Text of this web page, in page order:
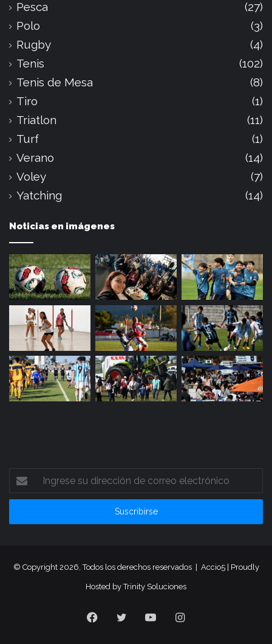
Pesca
(27)
Polo
(3)
Rugby
(4)
Tenis
(102)
Tenis de Mesa
(8)
Tiro
(1)
Triatlon
(11)
Turf
(1)
Verano
(14)
Voley
(7)
Yatching
(14)
Noticias en imágenes
Ingrese
su
dirección
correo
© Copyright 2026, Todos los derechos reservados | Accio5| Proudly
Hosted byTrinity Soluciones
Facebook
Twitter YouTubeInstagram